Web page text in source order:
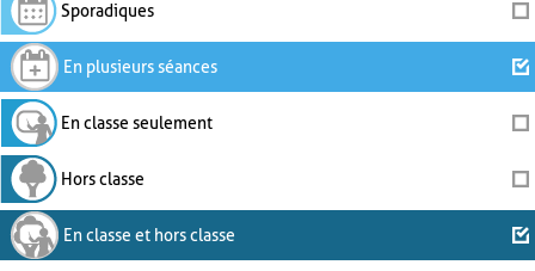
Sporadiques
En plusieurs séances
En classe seulement
Hors classe
En classe et hors classe